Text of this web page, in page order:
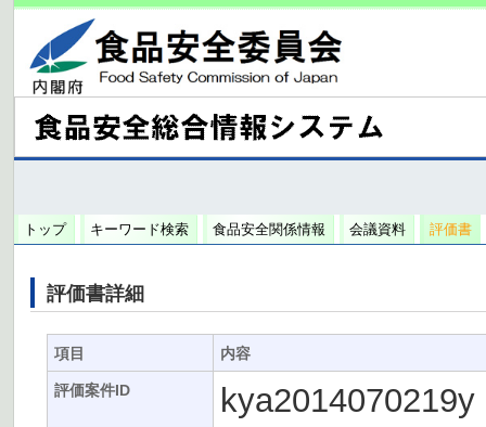
トップ キーワード検索 食品安全関係情報 会議資料 評価書
評価書詳細
項目 内容
評価案件ID kya2014070219y